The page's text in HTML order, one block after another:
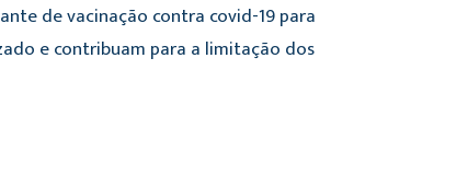
de vacinação contra covid-19 para
e contribuam para a limitação dos